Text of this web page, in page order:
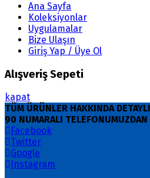
Ana Sayfa
Koleksiyonlar
Uygulamalar
Bize Ulaşın
Giriş Yap / Üye Ol
Alışveriş Sepeti
kapat
TÜM ÜRÜNLER HAKKINDA
90 NUMARALI
Facebook
Twitter
Google
Instagram